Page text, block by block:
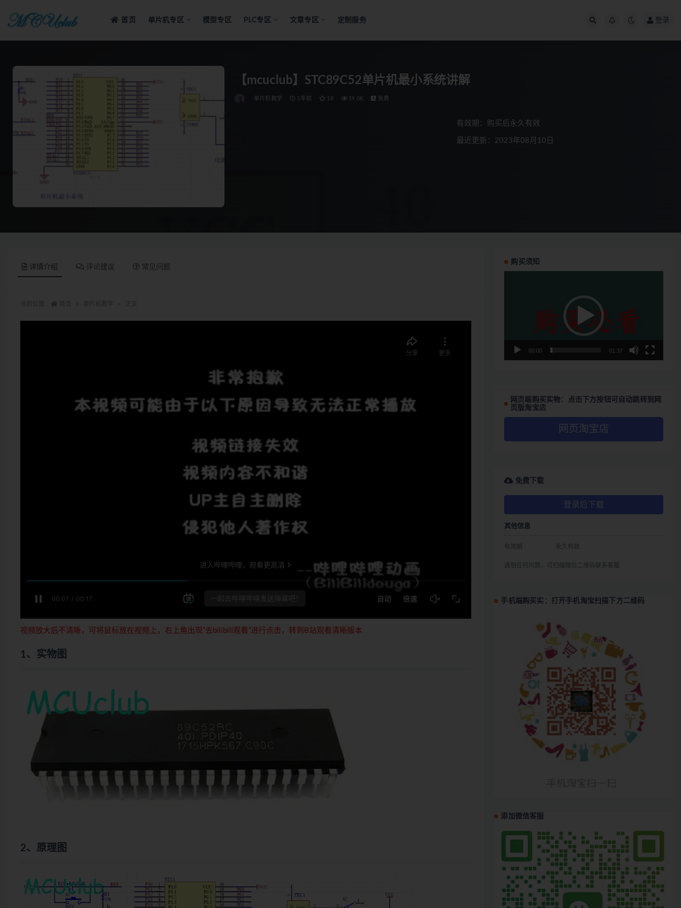
首页 单片机专区 模型专区 PLC专区 文章专区 定制服务 登录
【mcuclub】STC89C52单片机最小系统讲解
单片机教学 5年前 18 19.0K 免费
有效期：购买后永久有效
最近更新：2023年08月10日
详情介绍 评论建议 常见问题
视频放大后不清晰，可将鼠标放在视频上，右上角出现“去bilibili观看”进行点击，转到B站观看清晰版本
1、实物图
2、原理图
购买须知
00:00 01:37
网页端购买实物：点击下方按钮可自动跳转到网
页版淘宝店
网页淘宝店
免费下载
登录后下载
其他信息
有效期 永久有效
遇到任何问题，可扫描微信二维码联系客服
手机端购买实：打开手机淘宝扫描下方二维码
添加微信客服